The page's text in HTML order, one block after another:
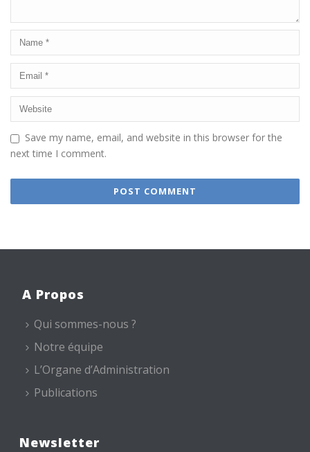
Save my name, email, and website in this browser for the
next time I comment.
A Propos
Qui sommes-nous ?
Notre équipe
L’Organe d’Administration
Publications
Newsletter